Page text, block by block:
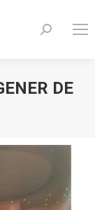
Search:
DE